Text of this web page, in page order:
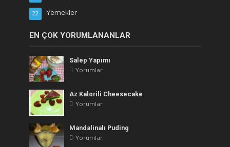
Yemekler
22
EN ÇOK YORUMLANANLAR
Salep Yapımı
Yorumlar
Az Kalorili Cheesecake
Yorumlar
Mandalinalı Puding
Yorumlar